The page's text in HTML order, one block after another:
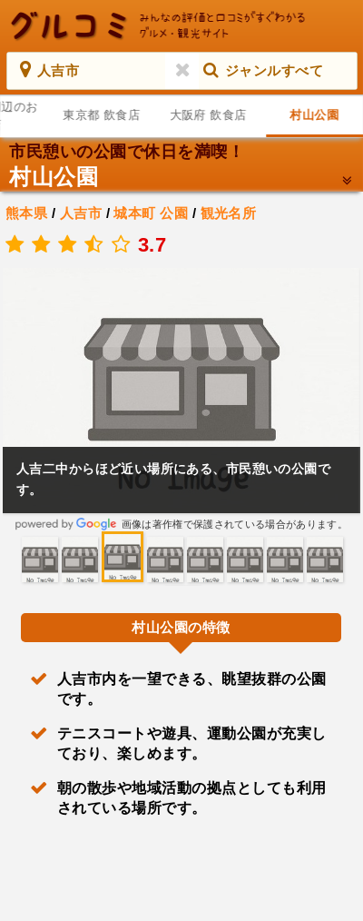
人吉市 ジャンルすべて
のお
東京都 飲食店 大阪府 飲食店 村山公園
市民憩いの公園で休日を満喫！
村山公園
熊本県 / 人吉市 /城本町 公園 / 観光名所
3.7
人吉二中からほど近い場所にある、市民憩いの公園で
す。
画像は著作権で保護されている場合があります。
村山公園の特徴
人吉市内を一望できる、眺望抜群の公園
です。
テニスコートや遊具、運動公園が充実し
ており、楽しめます。
朝の散歩や地域活動の拠点としても利用
されている場所です。